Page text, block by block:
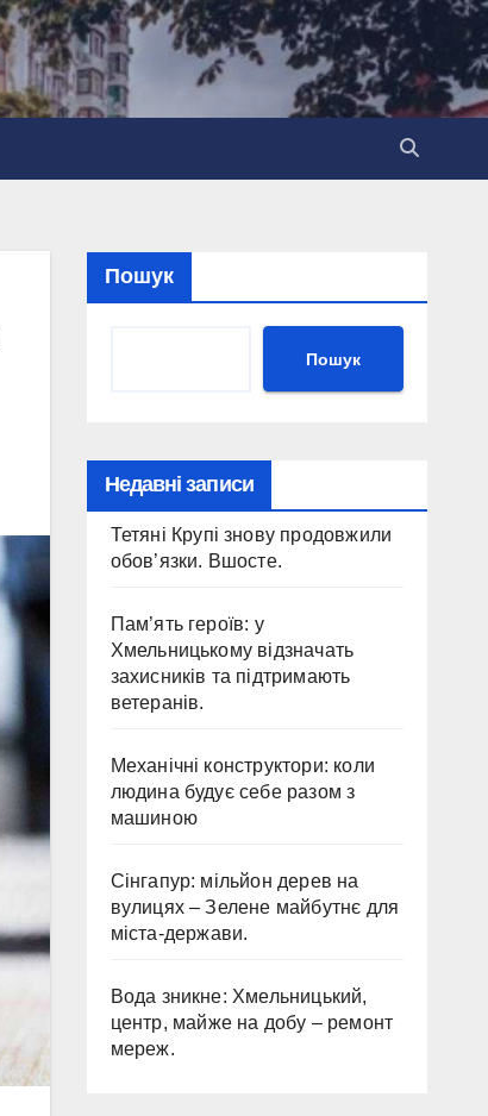
Пошук
Пошук
Недавні записи
Тетяні Крупі знову продовжили
обов’язки. Вшосте.
Пам’ять героїв: у
Хмельницькому відзначать
захисників та підтримають
ветеранів.
Механічні конструктори: коли
людина будує себе разом з
машиною
Сінгапур: мільйон дерев на
вулицях – Зелене майбутнє для
міста-держави.
Вода зникне: Хмельницький,
центр, майже на добу – ремонт
мереж.